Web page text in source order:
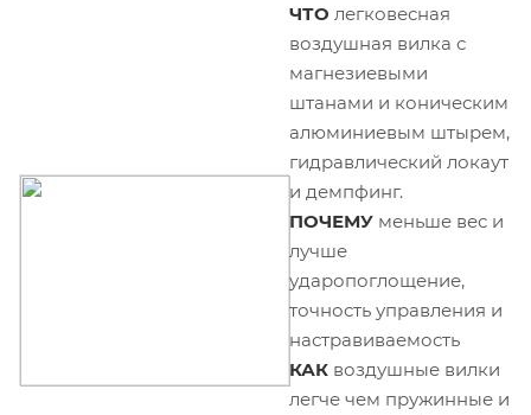
ЧТО легковесная
воздушная вилка с
магнезиевыми
штанами и коническим
алюминиевым штырем,
гидравлический локаут
и демпфинг.
ПОЧЕМУ меньше вес и
лучше
ударопоглощение,
точность управления и
настравиваемость
КАК воздушные вилки
легче чем пружинные и